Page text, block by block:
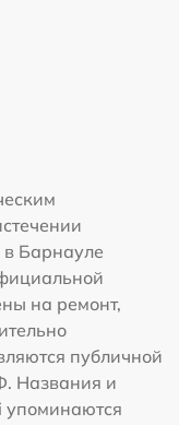
Барнауле
на ремонт,
публичной
Названия и
упоминаются